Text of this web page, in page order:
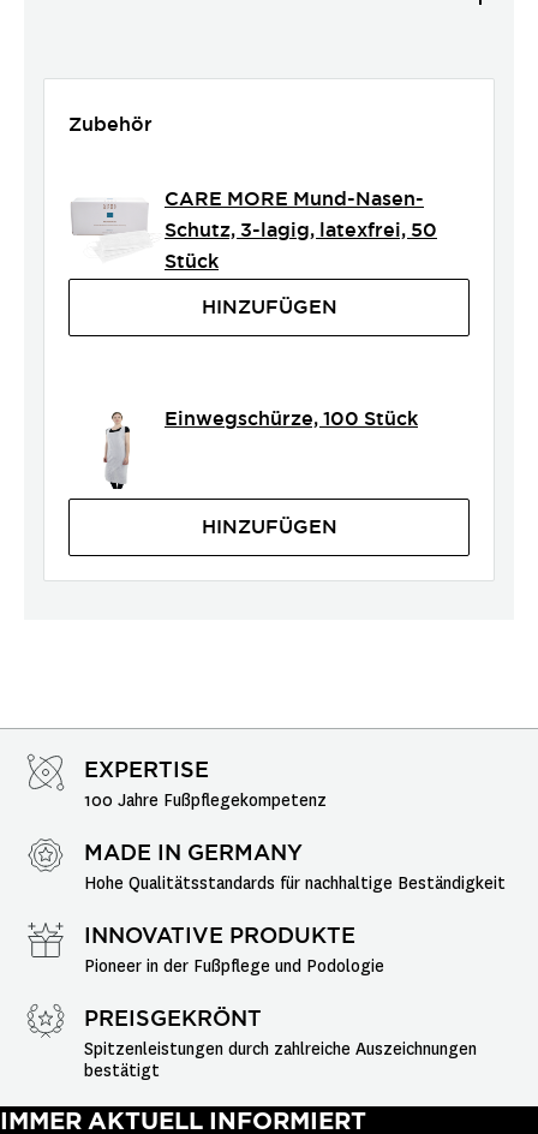
Zubehör
CARE MORE Mund-Nasen-
Schutz, 3-lagig, latexfrei, 50
Stück
HINZUFÜGEN
Einwegschürze, 100 Stück
HINZUFÜGEN
EXPERTISE
100 Jahre Fußpflegekompetenz
MADE IN GERMANY
Hohe Qualitätsstandards für nachhaltige Beständigkeit
INNOVATIVE PRODUKTE
Pioneer in der Fußpflege und Podologie
PREISGEKRÖNT
Spitzenleistungen durch zahlreiche Auszeichnungen
bestätigt
IMMER AKTUELL INFORMIERT